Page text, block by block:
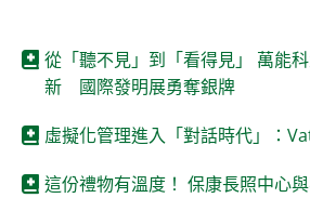
從「聽不見」到「看得見」 萬能
新 國際發明展勇奪銀牌
虛擬化管理進入「對話時代」：
這份禮物有溫度！ 保康長照中心